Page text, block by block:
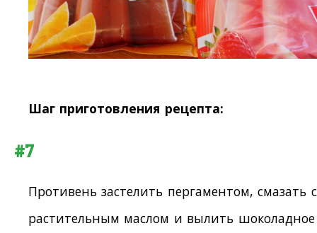
Шаг приготовления рецепта:
#7
Противень застелить пергаментом, смазать
растительным маслом и вылить шоколадное